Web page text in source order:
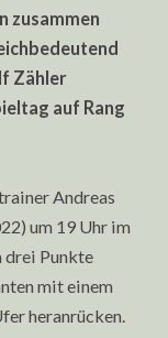
NORDOST
PROGNOSE
FÜR
zusammen
Zähler
auf Rang
Andreas
um 19 Uhr im
drei Punkte
mit einem
heranrücken.